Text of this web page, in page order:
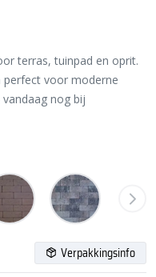
terras, tuinpad en oprit.
perfect voor moderne
nog bij
Verpakkingsinfo